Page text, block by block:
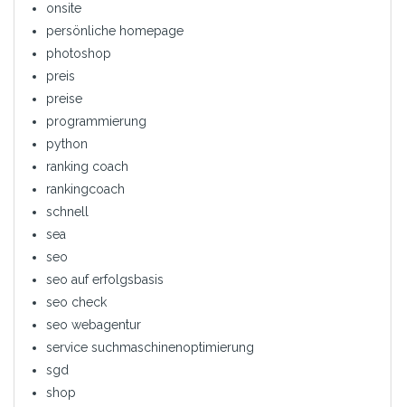
onsite
persönliche homepage
photoshop
preis
preise
programmierung
python
ranking coach
rankingcoach
schnell
sea
seo
seo auf erfolgsbasis
seo check
seo webagentur
service suchmaschinenoptimierung
sgd
shop